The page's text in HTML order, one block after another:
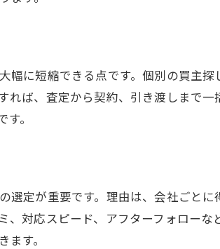
を含めた売却手順の全体像
しない売却時の注意ポイント
約時の確認事項を解説
ための売却戦略とは
資産価値を最大限に引き出す方法
に短縮できる点です。個別の買主
ば、査定から契約、引き渡しまで
。
定が重要です。理由は、会社ごと
対応スピード、アフターフォローな
す。